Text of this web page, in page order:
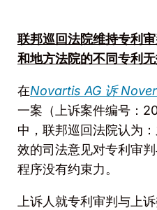
联邦巡回法院维持专利
和地方法院的不同专利
在Novartis AG 诉
一案（上诉案件编号：
中，联邦巡回法院认为
效的司法意见对专利审
程序没有约束力。
上诉人就专利审判与上